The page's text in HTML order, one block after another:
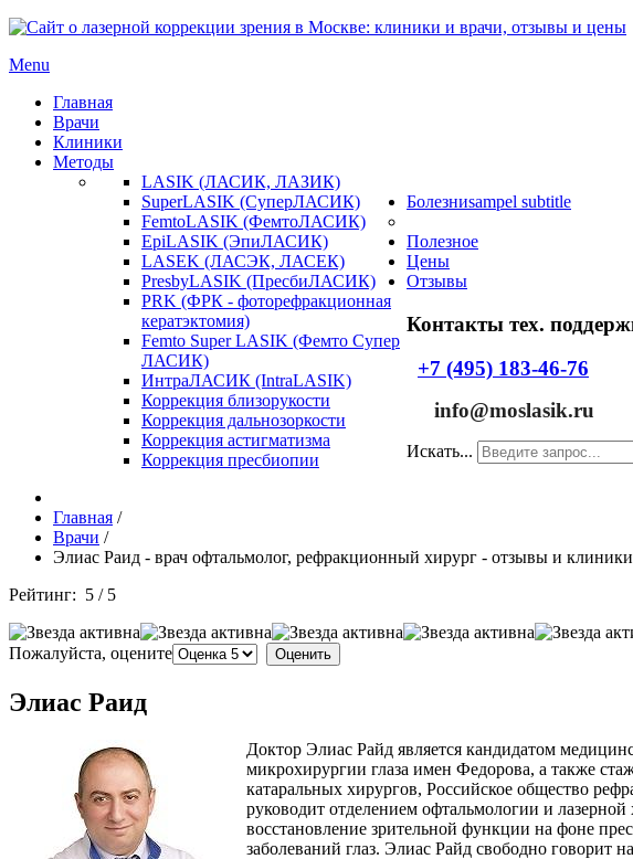
Menu
Главная
Врачи
Клиники
Методы
LASIK (ЛАСИК, ЛАЗИК)
SuperLASIK (СуперЛАСИК)
FemtoLASIK (ФемтоЛАСИК)
EpiLASIK (ЭпиЛАСИК)
LASEK (ЛАСЭК, ЛАСЕК)
PresbyLASIK (ПресбиЛАСИК)
PRK (ФРК - фоторефракционная
кератэктомия)
Femto Super LASIK (Фемто Супер
ЛАСИК)
ИнтраЛАСИК (IntraLASIK)
Болезниsampel subtitle
Коррекция близорукости
Коррекция дальнозоркости
Коррекция астигматизма
Коррекция пресбиопии
Полезное
Цены
Отзывы
Контакты тех.
+7 (495) 183-46-76
info@moslasik.ru
Главная /
Врачи /
Элиас Раид - врач офтальмолог, рефракционный хирург - отзывы и клиники
Рейтинг: 5 / 5
Пожалуйста, оцените
Элиас Раид
Доктор Элиас Райд является кандидатом
микрохирургии глаза имен Федорова, а также
катаральных хирургов, Российское общество
руководит отделением офтальмологии и
восстановление зрительной функции на фоне
заболеваний глаз. Элиас Райд свободно говорит
Искать...